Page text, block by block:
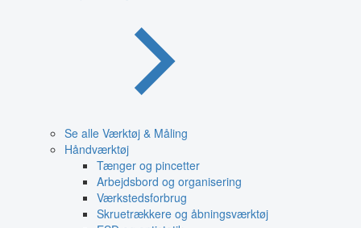
Se alle Værktøj & Måling
Håndværktøj
Tænger og pincetter
Arbejdsbord og organisering
Værkstedsforbrug
Skruetrækkere og åbningsværktøj